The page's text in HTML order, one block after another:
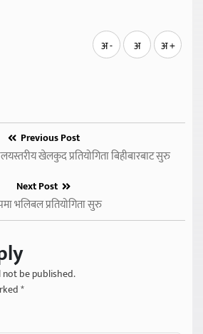
अ - अ अ +
Previous Post
खेलकुद प्रतियोगिता बिहीबारबाट सुरु
Next Post
भलिबल प्रतियोगिता सुरु
be published.
*